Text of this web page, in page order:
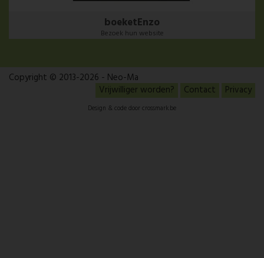
boeketEnzo
Bezoek hun website
Copyright © 2013-2026 - Neo-Ma
Vrijwilliger worden?
Contact Privacy
Design & code door crossmark.be